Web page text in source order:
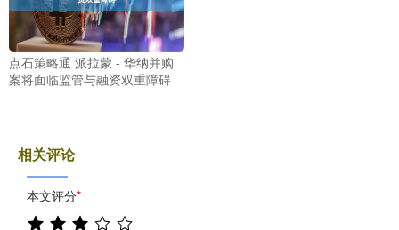
点石策略通 派拉蒙 - 华纳并购
案将面临监管与融资双重障碍
相关评论
本文评分*